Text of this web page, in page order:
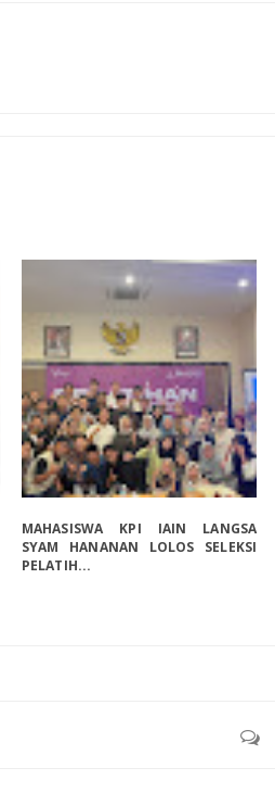
MAHASISWA KPI IAIN LANGSA
SYAM HANANAN LOLOS SELEKSI
PELATIH...